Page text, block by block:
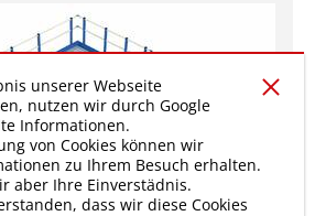
unserer Webseite
nutzen wir durch Google
Informationen.
von Cookies können wir
zu Ihrem Besuch erhalten.
aber Ihre Einverstädnis.
dass wir diese Cookies